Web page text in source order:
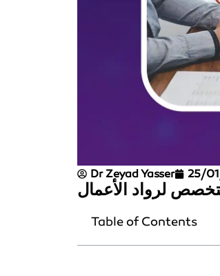
Dr Zeyad Yasser 25/
لرواد الأعمال
Table of Contents